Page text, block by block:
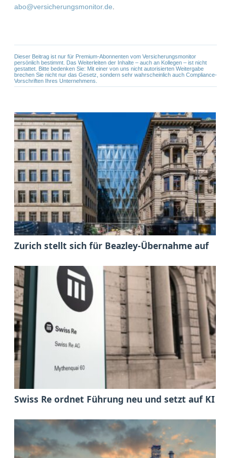
abo@versicherungsmonitor.de
Dieser Beitrag ist nur für Premium-Abonnenten vom Versicherungsmonitor
persönlich bestimmt. Das Weiterleiten der Inhalte – auch an Kollegen – ist nicht
gestattet. Bitte bedenken Sie: Mit einer von uns nicht autorisierten Weitergabe
brechen Sie nicht nur das Gesetz, sondern sehr wahrscheinlich auch Compliance-
Vorschriften Ihres Unternehmens.
Zurich stellt sich für Beazley-Übernahme auf
Swiss Re ordnet Führung neu und setzt auf KI